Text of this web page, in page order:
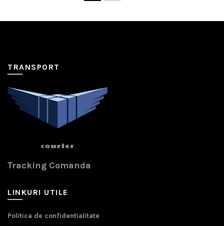
TRANSPORT
Tracking Comanda
LINKURI UTILE
Politica de confidentialitate